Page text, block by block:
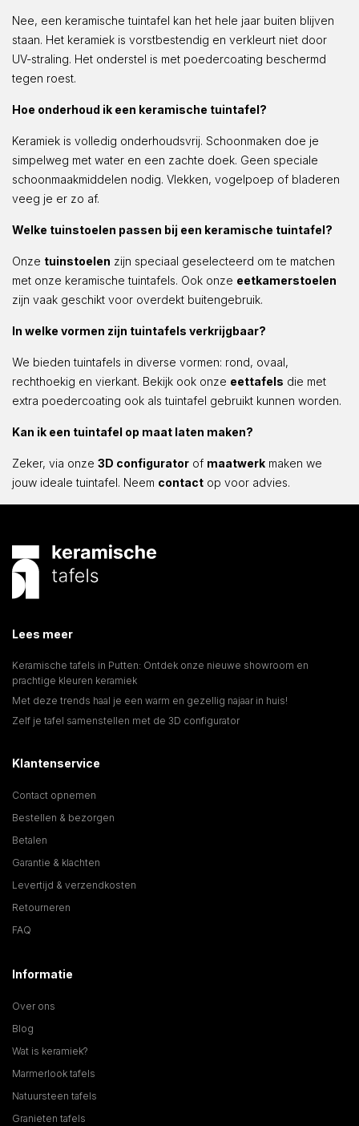
Nee, een keramische tuintafel kan het hele jaar buiten blijven
staan. Het keramiek is vorstbestendig en verkleurt niet door
UV-straling. Het onderstel is met poedercoating beschermd
tegen roest.
Hoe onderhoud ik een keramische tuintafel?
Keramiek is volledig onderhoudsvrij. Schoonmaken doe je
simpelweg met water en een zachte doek. Geen speciale
schoonmaakmiddelen nodig. Vlekken, vogelpoep of bladeren
veeg je er zo af.
Welke tuinstoelen passen bij een keramische tuintafel?
Onze tuinstoelen zijn speciaal geselecteerd om te matchen
met onze keramische tuintafels. Ook onze eetkamerstoelen
zijn vaak geschikt voor overdekt buitengebruik.
In welke vormen zijn tuintafels verkrijgbaar?
We bieden tuintafels in diverse vormen: rond, ovaal,
rechthoekig en vierkant. Bekijk ook onze eettafels die met
extra poedercoating ook als tuintafel gebruikt kunnen worden.
Kan ik een tuintafel op maat laten maken?
Zeker, via onze 3D configurator of maatwerk maken we
jouw ideale tuintafel. Neem contact op voor advies.
Lees meer
Keramische tafels in Putten: Ontdek onze nieuwe showroom en
prachtige kleuren keramiek
Met deze trends haal je een warm en gezellig najaar in huis!
Zelf je tafel samenstellen met de 3D configurator
Klantenservice
Contact opnemen
Bestellen & bezorgen
Betalen
Garantie & klachten
Levertijd & verzendkosten
Retourneren
FAQ
Informatie
Over ons
Blog
Wat is keramiek?
Marmerlook tafels
Natuursteen tafels
Granieten tafels